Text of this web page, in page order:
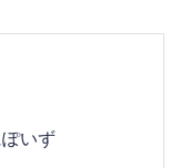
いず